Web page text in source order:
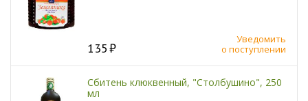
135
Уведомить
о поступлении
Сбитень клюквенный, "Столбушино", 250
мл